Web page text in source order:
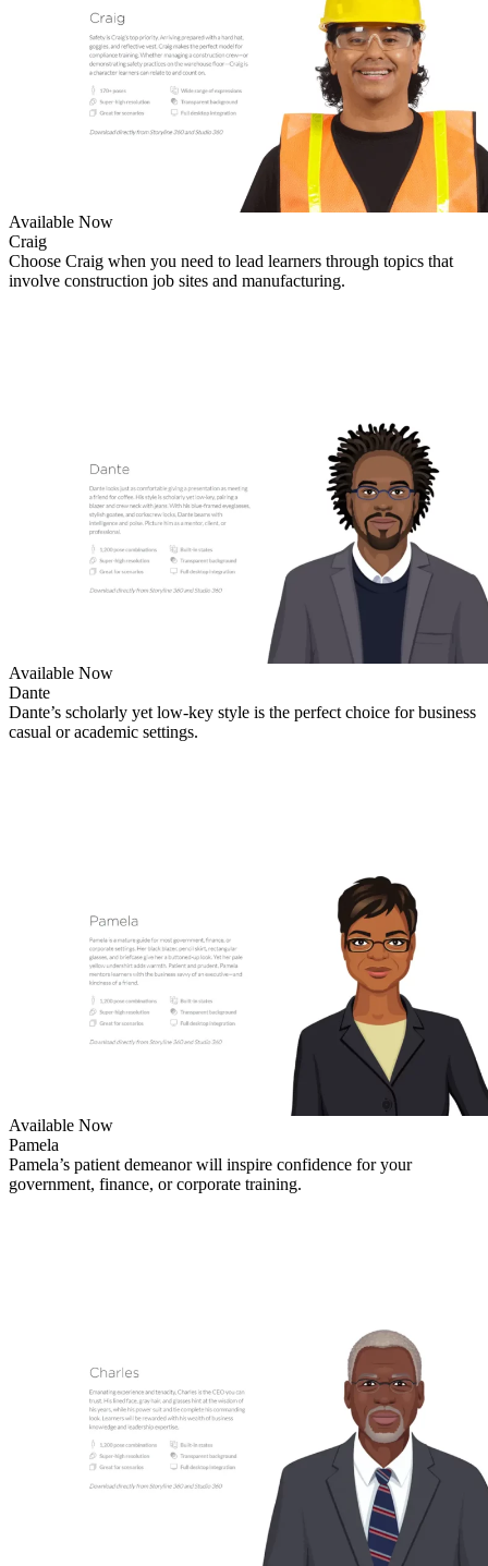
Available Now
Craig
Choose Craig when you need to lead learners through topics that
involve construction job sites and manufacturing.
Available Now
Dante
Dante’s scholarly yet low-key style is the perfect choice for business
casual or academic settings.
Available Now
Pamela
Pamela’s patient demeanor will inspire confidence for your
government, finance, or corporate training.